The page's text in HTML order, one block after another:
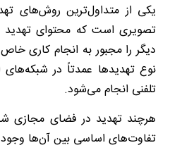
یکی از متداول‌ترین روش‌های
تصویری است که محتوای تهدید
دیگر را مجبور به انجام کاری
نوع تهدیدها عمدتاً در
تلفنی انجام می‌شود.
هرچند تهدید در فضای مجازی
تفاوت‌های اساسی بین آن‌ها وجود